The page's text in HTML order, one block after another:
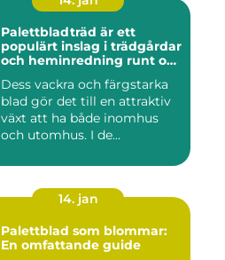
Palettbladträd är ett
populärt inslag i trädgårdar
och heminredning runt om
Dess vackra och färgstarka
blad gör det till en attraktiv
växt att ha både inomhus
och utomhus. I de...
14. jan
Palettblad som blommar:
En omfattande guide